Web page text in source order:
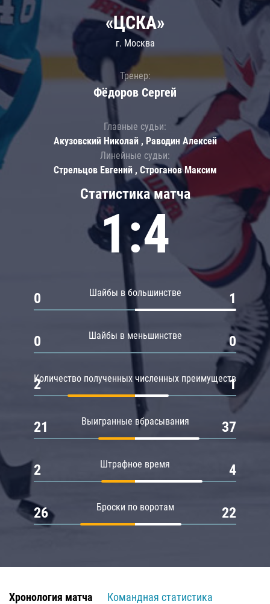
Статистика матча
1:4
Шайбы в большинстве
0 1
Шайбы в меньшинстве
0 0
Количество полученных численных преимуществ
2 1
Выигранные вбрасывания
21 37
Штрафное время
2 4
Броски по воротам
26 22
«ЦСКА»
г. Москва
Тренер:
Фёдоров Сергей
Главные судьи:
Акузовский Николай , Раводин Алексей
Линейные судьи:
Стрельцов Евгений , Строганов Максим
Хронология матча
Командная статистика